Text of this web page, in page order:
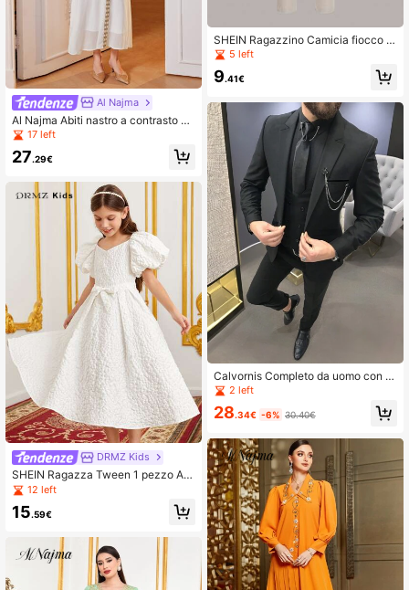
Al Najma
Al Najma Abiti nastro a contrasto m
anica a campana
17 left
27.29€
DRMZ Kids
SHEIN Ragazza Tween 1 pezzo Abi
to con cintura jacquard con manica
a sbuffo
12 left
15.59€
SHEIN Ragazzino Camicia fiocco fr
ontale & Pantaloni salopette
5 left
9.41€
Calvornis Completo da uomo con bl
azer monopetto e pantaloni da abit
2 left
28.34€ -6% 30.40€